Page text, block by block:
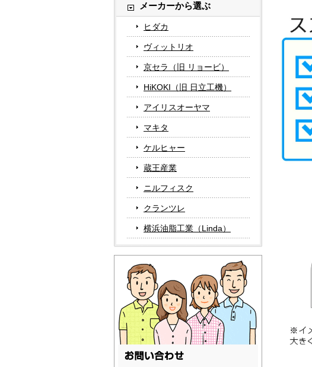
メーカーから選ぶ
ヒダカ
ヴィットリオ
京セラ（旧 リョービ）
HiKOKI（旧 日立工機）
アイリスオーヤマ
マキタ
ケルヒャー
蔵王産業
ニルフィスク
クランツレ
横浜油脂工業（Linda）